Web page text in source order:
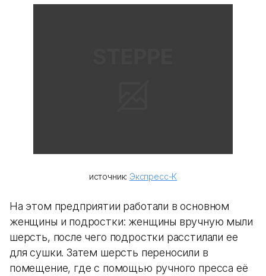
источник: Экспресс-К
На этом предприятии работали в основном
женщины и подростки: женщины вручную мыли
шерсть, после чего подростки расстилали ее
для сушки. Затем шерсть переносили в
помещение, где с помощью ручного пресса её